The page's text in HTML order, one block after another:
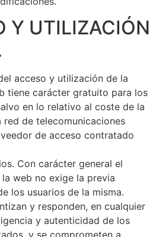
Y UTILIZACIÓN
acceso y utilización de la
tiene carácter gratuito para los
en lo relativo al coste de la
de telecomunicaciones
de acceso contratado
Con carácter general el
web no exige la previa
los usuarios de la misma.
y responden, en cualquier
y autenticidad de los